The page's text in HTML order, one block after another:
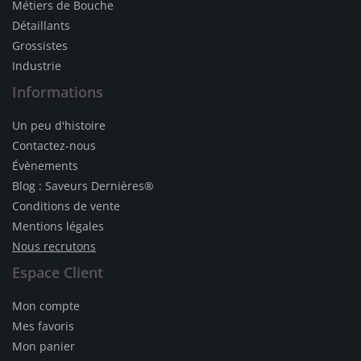
Métiers de Bouche
Détaillants
Grossistes
Industrie
Informations
Un peu d'histoire
Contactez-nous
Évènements
Blog : Saveurs Dernières®
Conditions de vente
Mentions légales
Nous recrutons
Espace Client
Mon compte
Mes favoris
Mon panier